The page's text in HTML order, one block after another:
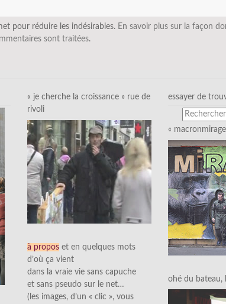
pour réduire les indésirables. En savoir plus sur la façon
sont traitées.
« je cherche la croissance » rue de
rivoli
à propos et en quelques mots
d’où ça vient
dans la vraie vie sans capuche
et sans pseudo sur le net…
(les images, d’un « clic », vous
essayer de
«
ohé du bateau,